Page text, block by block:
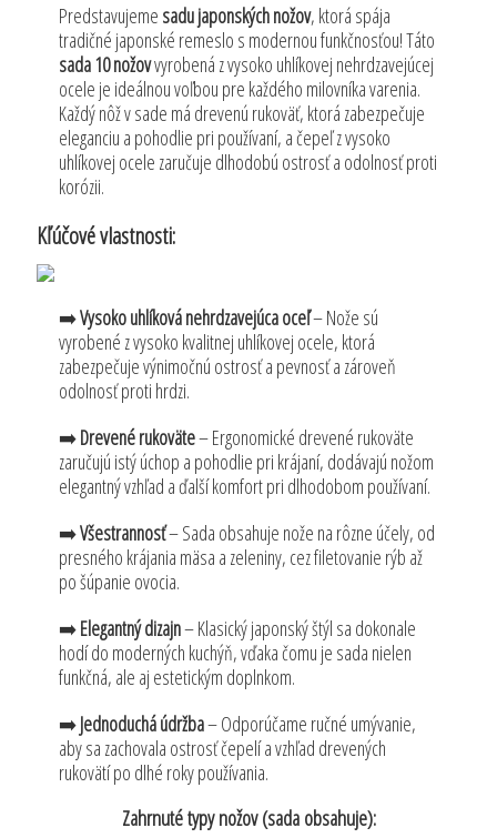
Predstavujeme sadu japonských nožov, ktorá spája
tradičné japonské remeslo s modernou funkčnosťou! Táto
sada 10 nožovvyrobená z vysoko uhlíkovej nehrdzavejúcej
ocele je ideálnou voľbou pre každého milovníka varenia.
Každý nôž v sade má drevenú rukoväť, ktorá zabezpečuje
eleganciu a pohodlie pri používaní, a čepeľ z vysoko
uhlíkovej ocele zaručuje dlhodobú ostrosť a odolnosť proti
korózii.
Kľúčové vlastnosti:
➡️Vysoko uhlíková nehrdzavejúca oceľ– Nože sú
vyrobené z vysoko kvalitnej uhlíkovej ocele, ktorá
zabezpečuje výnimočnú ostrosť a pevnosť a zároveň
odolnosť proti hrdzi.
➡️Drevené rukoväte– Ergonomické drevené rukoväte
zaručujú istý úchop a pohodlie pri krájaní, dodávajú nožom
elegantný vzhľad a ďalší komfort pri dlhodobom používaní.
➡️Všestrannosť– Sada obsahuje nože na rôzne účely, od
presného krájania mäsa a zeleniny, cez filetovanie rýb až
po šúpanie ovocia.
➡️Elegantný dizajn– Klasický japonský štýl sa dokonale
hodí do moderných kuchýň, vďaka čomu je sada nielen
funkčná, ale aj estetickým doplnkom.
➡️Jednoduchá údržba– Odporúčame ručné umývanie,
aby sa zachovala ostrosť čepelí a vzhľad drevených
rukovätí po dlhé roky používania.
Zahrnuté typy nožov (sada obsahuje):